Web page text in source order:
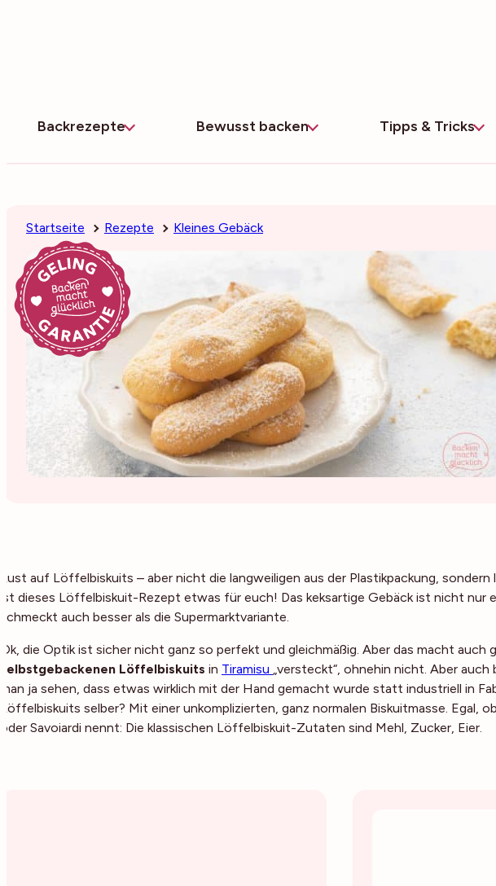
Backrezepte Bewusst backen Tipps & Tricks
Startseite Rezepte Kleines Gebäck
Lust auf Löffelbiskuits – aber nicht die langweiligen aus der Plastikpackung,
ist dieses Löffelbiskuit-Rezept etwas für euch! Das keksartige Gebäck ist nicht nur
schmeckt auch besser als die Supermarktvariante.
Ok, die Optik ist sicher nicht ganz so perfekt und gleichmäßig. Aber das macht auch
selbstgebackenen Löffelbiskuits in Tiramisu „versteckt“, ohnehin nicht. Aber
man ja sehen, dass etwas wirklich mit der Hand gemacht wurde statt industriell in
Löffelbiskuits selber? Mit einer unkomplizierten, ganz normalen Biskuitmasse. Egal,
oder Savoiardi nennt: Die klassischen Löffelbiskuit-Zutaten sind Mehl, Zucker, Eier.